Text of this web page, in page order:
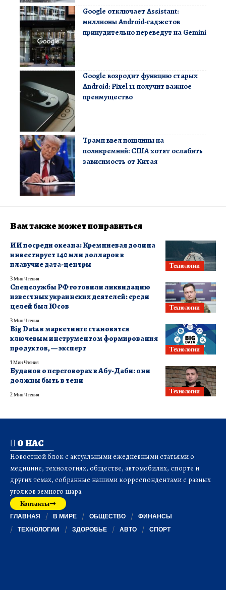
Google отключает Assistant:
миллионы Android-гаджетов
принудительно переведут на Gemini
Google возродит функцию старых
Android: Pixel 11 получит важное
преимущество
Трамп ввел пошлины на
поликремний: США хотят ослабить
зависимость от Китая
Вам также может понравиться
Технологии
ИИ посреди океана: Кремниевая долина
инвестирует 140 млн долларов в
плавучие дата-центры
3 Мин Чтения
Технологии
Спецслужбы РФ готовили ликвидацию
известных украинских деятелей: среди
целей был Юсов
3 Мин Чтения
Технологии
Big Data в маркетинге становятся
ключевым инструментом формирования
продуктов, — эксперт
1 Мин Чтения
Технологии
Буданов о переговорах в Абу-Даби: они
должны быть в тени
2 Мин Чтения
О НАС
Новостной блок с актуальными ежедневными статьями о
медицине, технологиях, обществе, автомобилях, спорте и
других темах, собранные нашими корреспондентами с разных
уголков земного шара.
Контакты
ГЛАВНАЯ В МИРЕ ОБЩЕСТВО
ФИНАНСЫ
ТЕХНОЛОГИИ
ЗДОРОВЬЕ АВТО СПОРТ